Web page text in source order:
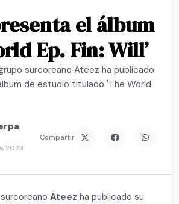
el álbum
Ep. Fin: Will’
surcoreano Ateez ha publicado
de estudio titulado 'The World
2023
Compartir
surcoreanoAteez ha publicado su